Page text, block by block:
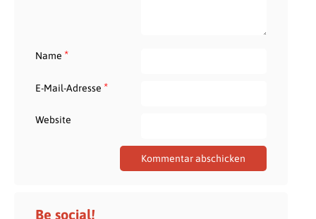
Name *
E-Mail-Adresse *
Website
Be social!